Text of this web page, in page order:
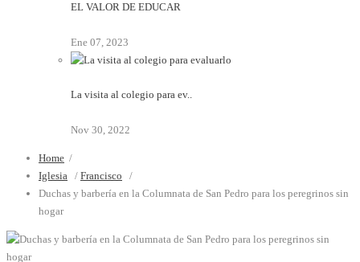
EL VALOR DE EDUCAR
Ene 07, 2023
La visita al colegio para ev..
Nov 30, 2022
Home /
Iglesia / Francisco /
Duchas y barbería en la Columnata de San Pedro para los peregrinos sin
hogar